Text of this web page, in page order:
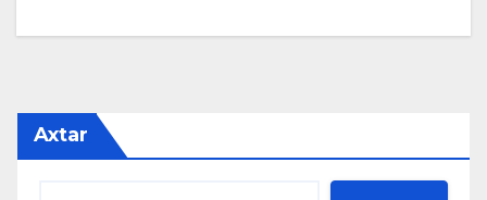
Axtar